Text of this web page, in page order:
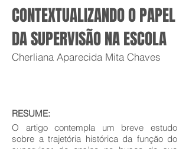
CONTEXTUALIZANDO O PAPEL
DA SUPERVISÃO NA ESCOLA
Cherliana Aparecida Mita Chaves
RESUME:
O artigo contempla um breve estudo
sobre a trajetória histórica da função do